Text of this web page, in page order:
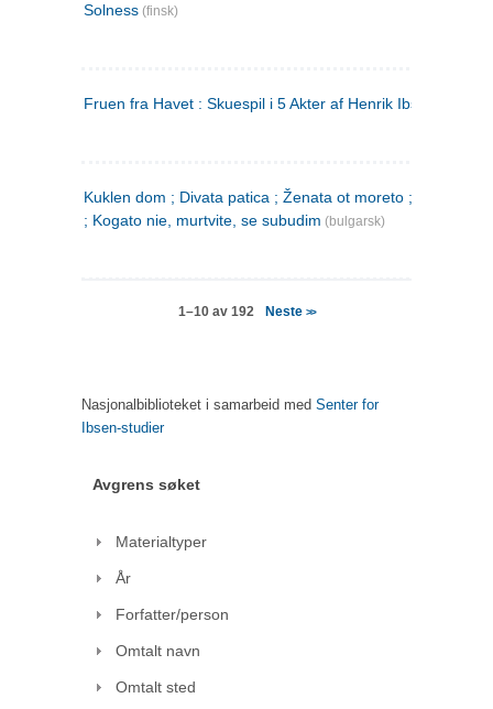
Solness (finsk)
Fruen fra Havet : Skuespil i 5 Akter af Henrik Ibsen
Kuklen dom ; Divata patica ; Ženata ot moreto ; Malkijat
; Kogato nie, murtvite, se subudim (bulgarsk)
1–10 av 192 Neste >>
Nasjonalbiblioteket i samarbeid med Senter for
Ibsen-studier
Avgrens søket
Materialtyper
År
Forfatter/person
Omtalt navn
Omtalt sted